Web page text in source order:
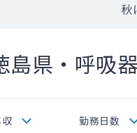
秋
島県・呼吸
勤務日数